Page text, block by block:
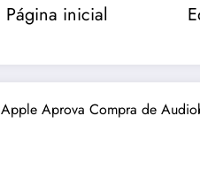
Página inicial
Apple Aprova Compra de